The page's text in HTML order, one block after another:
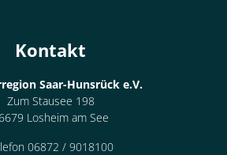
Kontakt
Saar-Hunsrück e.V.
Zum Stausee 198
Losheim am See
06872 / 9018100